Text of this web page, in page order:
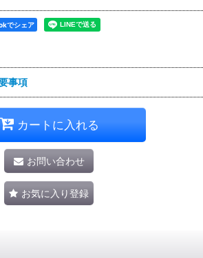
でシェア
事項
カートに入れる
お問い合わせ
お気に入り登録